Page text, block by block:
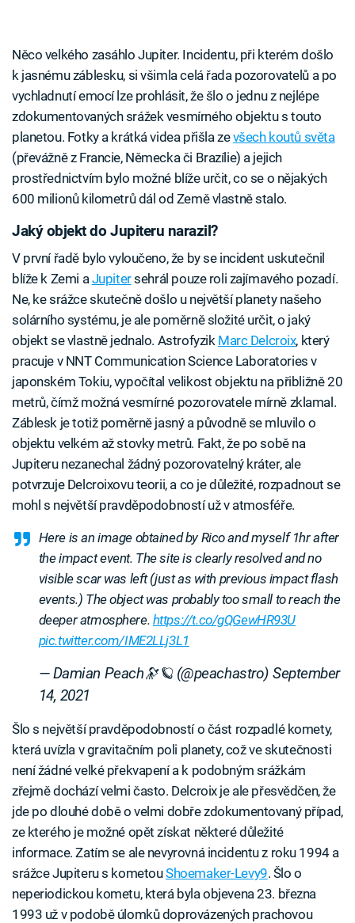
Něco velkého zasáhlo Jupiter. Incidentu, při kterém došlo
k jasnému záblesku, si všimla celá řada pozorovatelů a po
vychladnutí emocí lze prohlásit, že šlo o jednu z nejlépe
zdokumentovaných srážek vesmírného objektu s touto
planetou. Fotky a krátká videa přišla zevšech koutů světa
(převážně z Francie, Německa či Brazílie) a jejich
prostřednictvím bylo možné blíže určit, co se o nějakých
600 milionů kilometrů dál od Země vlastně stalo.
Jaký objekt do Jupiteru narazil?
V první řadě bylo vyloučeno, že by se incident uskutečnil
blíže k Zemi a Jupitersehrál pouze roli zajímavého pozadí.
Ne, ke srážce skutečně došlo u největší planety našeho
solárního systému, je ale poměrně složité určit, o jaký
objekt se vlastně jednalo. Astrofyzik Marc Delcroix, který
pracuje v NNT Communication Science Laboratories v
japonském Tokiu, vypočítal velikost objektu na přibližně 20
metrů, čímž možná vesmírné pozorovatele mírně zklamal.
Záblesk je totiž poměrně jasný a původně se mluvilo o
objektu velkém až stovky metrů. Fakt, že po sobě na
Jupiteru nezanechal žádný pozorovatelný kráter, ale
potvrzuje Delcroixovu teorii, a co je důležité, rozpadnout se
mohl s největší pravděpodobností už v atmosféře.
Here is an image obtained by Rico and myself 1hr after
the impact event. The site is clearly resolved and no
visible scar was left (just as with previous impact flash
events.) The object was probably too small to reach the
deeper atmosphere. https://t.co/gQGewHR93U
pic.twitter.com/IME2LLj3L1
— Damian Peach🔭🪐 (@peachastro)September
14, 2021
Šlo s největší pravděpodobností o část rozpadlé komety,
která uvízla v gravitačním poli planety, což ve skutečnosti
není žádné velké překvapení a k podobným srážkám
zřejmě dochází velmi často. Delcroix je ale přesvědčen, že
jde po dlouhé době o velmi dobře zdokumentovaný případ,
ze kterého je možné opět získat některé důležité
informace. Zatím se ale nevyrovná incidentu z roku 1994 a
srážce Jupiteru s kometouShoemaker-Levy9. Šlo o
neperiodickou kometu, která byla objevena 23. března
1993 už v podobě úlomků doprovázených prachovou